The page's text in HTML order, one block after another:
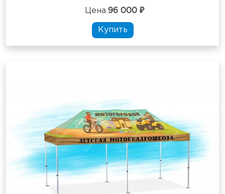
Цена 96 000 ₽
Купить